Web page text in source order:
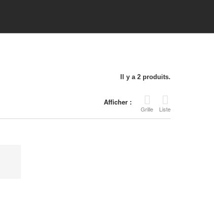
Il y a 2 produits.
Afficher :
Grille Liste